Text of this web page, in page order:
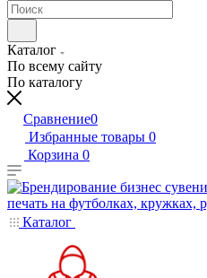
Каталог
По всему сайту
По каталогу
Сравнение0
Избранные товары 0
Корзина 0
Каталог